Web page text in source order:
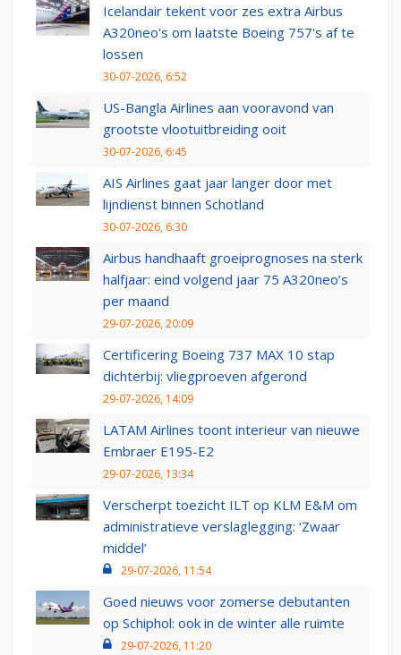
Icelandair tekent voor zes extra Airbus
A320neo's om laatste Boeing 757's af te
lossen
30-07-2026, 6:52
US-Bangla Airlines aan vooravond van
grootste vlootuitbreiding ooit
30-07-2026, 6:45
AIS Airlines gaat jaar langer door met
lijndienst binnen Schotland
30-07-2026, 6:30
Airbus handhaaft groeiprognoses na sterk
halfjaar: eind volgend jaar 75 A320neo’s
per maand
29-07-2026, 20:09
Certificering Boeing 737 MAX 10 stap
dichterbij: vliegproeven afgerond
29-07-2026, 14:09
LATAM Airlines toont interieur van nieuwe
Embraer E195-E2
29-07-2026, 13:34
Verscherpt toezicht ILT op KLM E&M om
administratieve verslaglegging: ‘Zwaar
middel’
29-07-2026, 11:54
Goed nieuws voor zomerse debutanten
op Schiphol: ook in de winter alle ruimte
29-07-2026, 11:20